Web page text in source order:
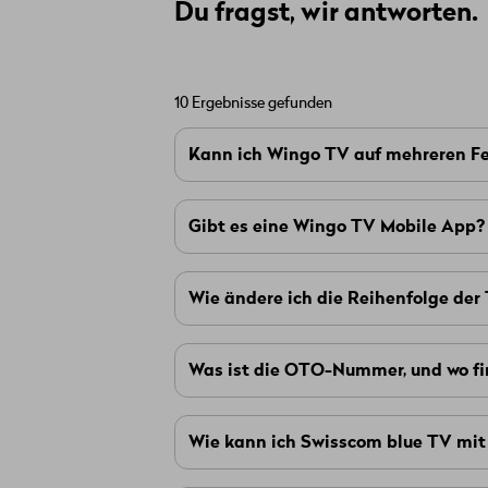
Du fragst, wir antworten.
10 Ergebnisse gefunden
Kann ich Wingo TV auf mehreren
Ja, mit einemTV-Abo von Wingo
Dazu benötigst du die Option
Smart TV: Derzeit ist nur Samsung
Zudem kannst du Wingo TV auch
Tablet nutzen (TV Start und TV
Gibt es eine Wingo TV Mobile App?
Ja, die Wingo TV Mobile App
verfügbar.
Wie ändere ich die Reihenfolge der
Um die Reihenfolge der Sender
dann auf «Senderliste».
Was ist die OTO-Nummer, und wo
DieOTO-Nummerist eine Zahlen-
Internetverbindung erfolgreich zu
Wie kann ich Swisscom blue TV